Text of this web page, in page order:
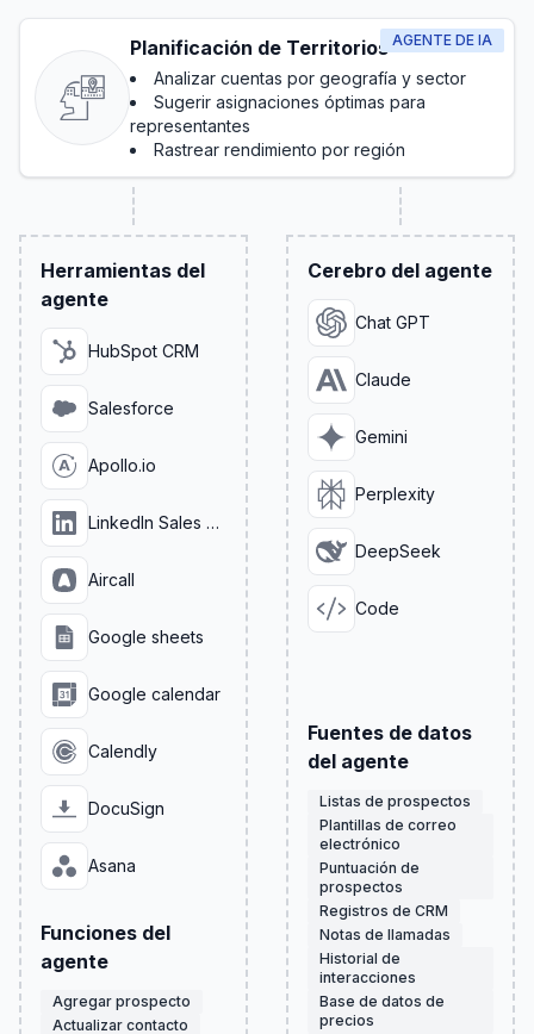
AGENTE DE IA
Planificación de Territorios
Analizar cuentas por geografía y sector
Sugerir asignaciones óptimas para
representantes
Rastrear rendimiento por región
Herramientas del
agente
HubSpot CRM
Salesforce
Apollo.io
LinkedIn Sales Navigator
Aircall
Google sheets
Google calendar
Calendly
DocuSign
Asana
Funciones del
agente
Agregar prospecto
Actualizar contacto
Cerebro del agente
Chat GPT
Claude
Gemini
Perplexity
DeepSeek
Code
Fuentes de datos
del agente
Listas de prospectos
Plantillas de correo
electrónico
Puntuación de
prospectos
Registros de CRM
Notas de llamadas
Historial de
interacciones
Base de datos de
precios